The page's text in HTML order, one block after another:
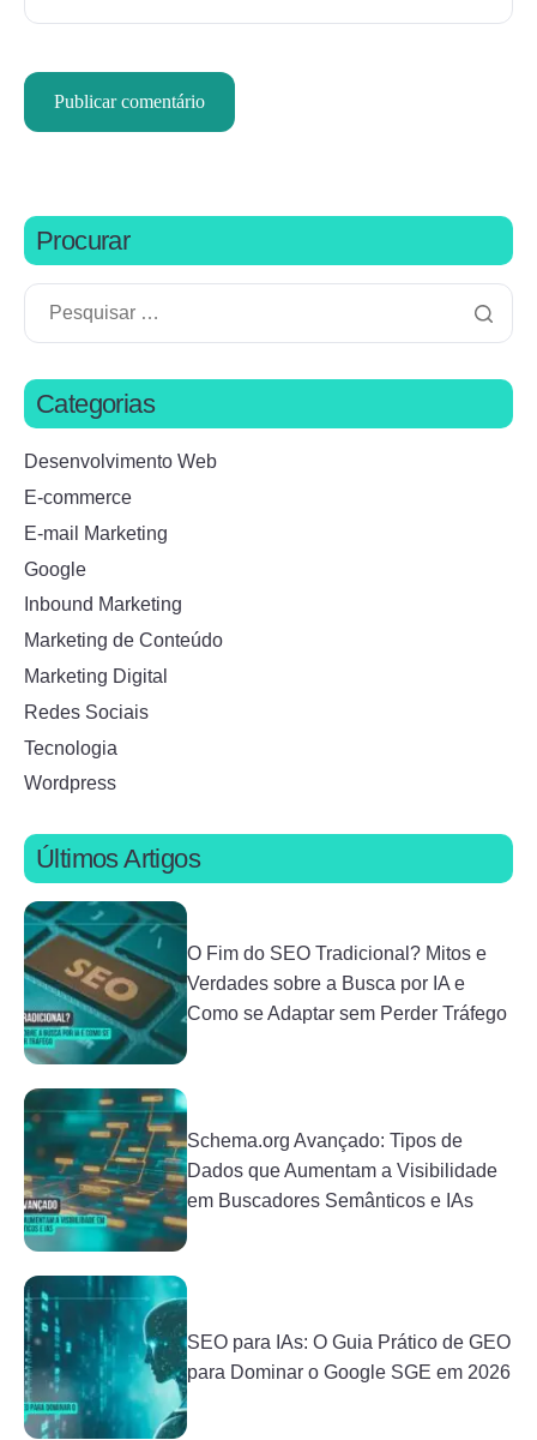
Procurar
Categorias
Desenvolvimento Web
E-commerce
E-mail Marketing
Google
Inbound Marketing
Marketing de Conteúdo
Marketing Digital
Redes Sociais
Tecnologia
Wordpress
Últimos Artigos
O Fim do SEO Tradicional? Mitos e
Verdades sobre a Busca por IA e
Como se Adaptar sem Perder Tráfego
Schema.org Avançado: Tipos de
Dados que Aumentam a Visibilidade
em Buscadores Semânticos e IAs
SEO para IAs: O Guia Prático de GEO
para Dominar o Google SGE em 2026